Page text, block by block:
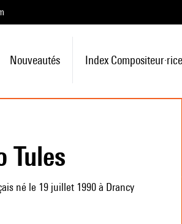
Nouveautés Index Compositeur·rice
Tules
né le 19 juillet 1990 à Drancy